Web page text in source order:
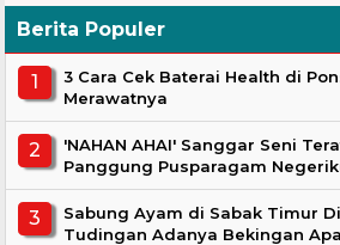
Berita Populer
3 Cara Cek Baterai Health di
Merawatnya
'NAHAN AHAI' Sanggar Seni
Panggung Pusparagam
Sabung Ayam di Sabak Timur
Tudingan Adanya Bekingan